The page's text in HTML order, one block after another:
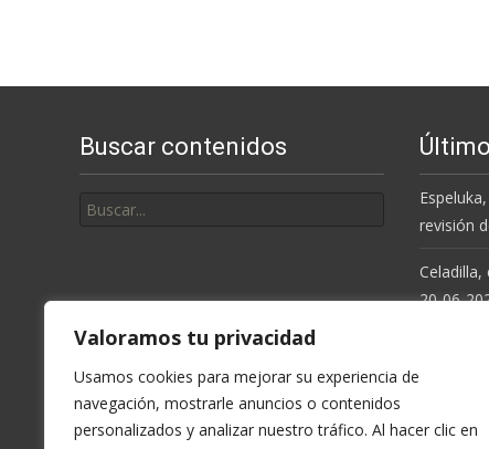
Valoramos tu privacidad
Usamos cookies para mejorar su experiencia de
navegación, mostrarle anuncios o contenidos
personalizados y analizar nuestro tráfico. Al hacer clic en
Buscar contenidos
por:
revisión
20-06-
de la